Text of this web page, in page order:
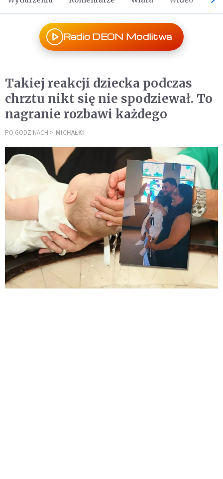
Radio DEON Modlitwa
Takiej reakcji dziecka podczas
chrztu nikt się nie spodziewał. To
nagranie rozbawi każdego
PO GODZINACH MICHAŁKI